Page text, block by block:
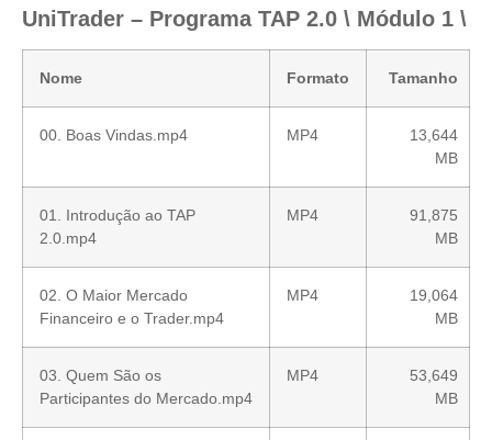
UniTrader – Programa TAP 2.0 \ Módulo 1 \
Nome Formato Tamanho
00. Boas Vindas.mp4 MP4
13,644
MB
01. Introdução ao TAP
2.0.mp4
MP4
91,875
MB
02. O Maior Mercado
Financeiro e o Trader.mp4
MP4
19,064
MB
03. Quem São os
Participantes do Mercado.mp4
MP4
53,649
MB